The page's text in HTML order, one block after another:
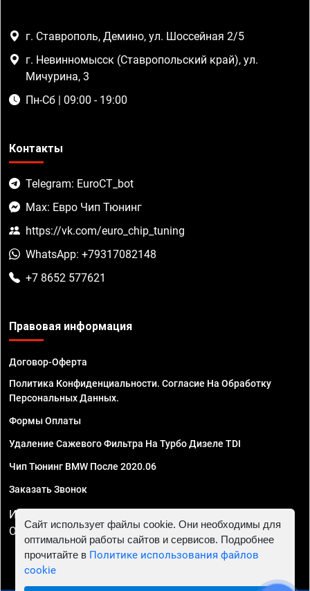
г. Ставрополь, Демино, ул. Шоссейная 2/5
г. Невинномысск (Ставропольский край), ул.
Мичурина, 3
Пн-Сб | 09:00 - 19:00
Контакты
Telegram: EuroCT_bot
Max: Евро Чип Тюнинг
https://vk.com/euro_chip_tuning
WhatsApp: +79317082148
+7 8652 577621
Правовая информация
Договор-Оферта
Политика Конфиденциальности. Согласие На Обработку
Персональных Данных.
Формы Оплаты
Удаление Сажевого Фильтра На Турбо Дизеле TDI
Чип Тюнинг BMW После 2020.06
Заказать Звонок
ИП Смирнов Георгий Павлович. ИНН 781302555843,
ОГРНИП 324470400032610
Сайт использует файлы cookie. Они необходимы для
оптимальной работы сайтов и сервисов. Подробнее
прочитайте в Политике использования файлов
cookie